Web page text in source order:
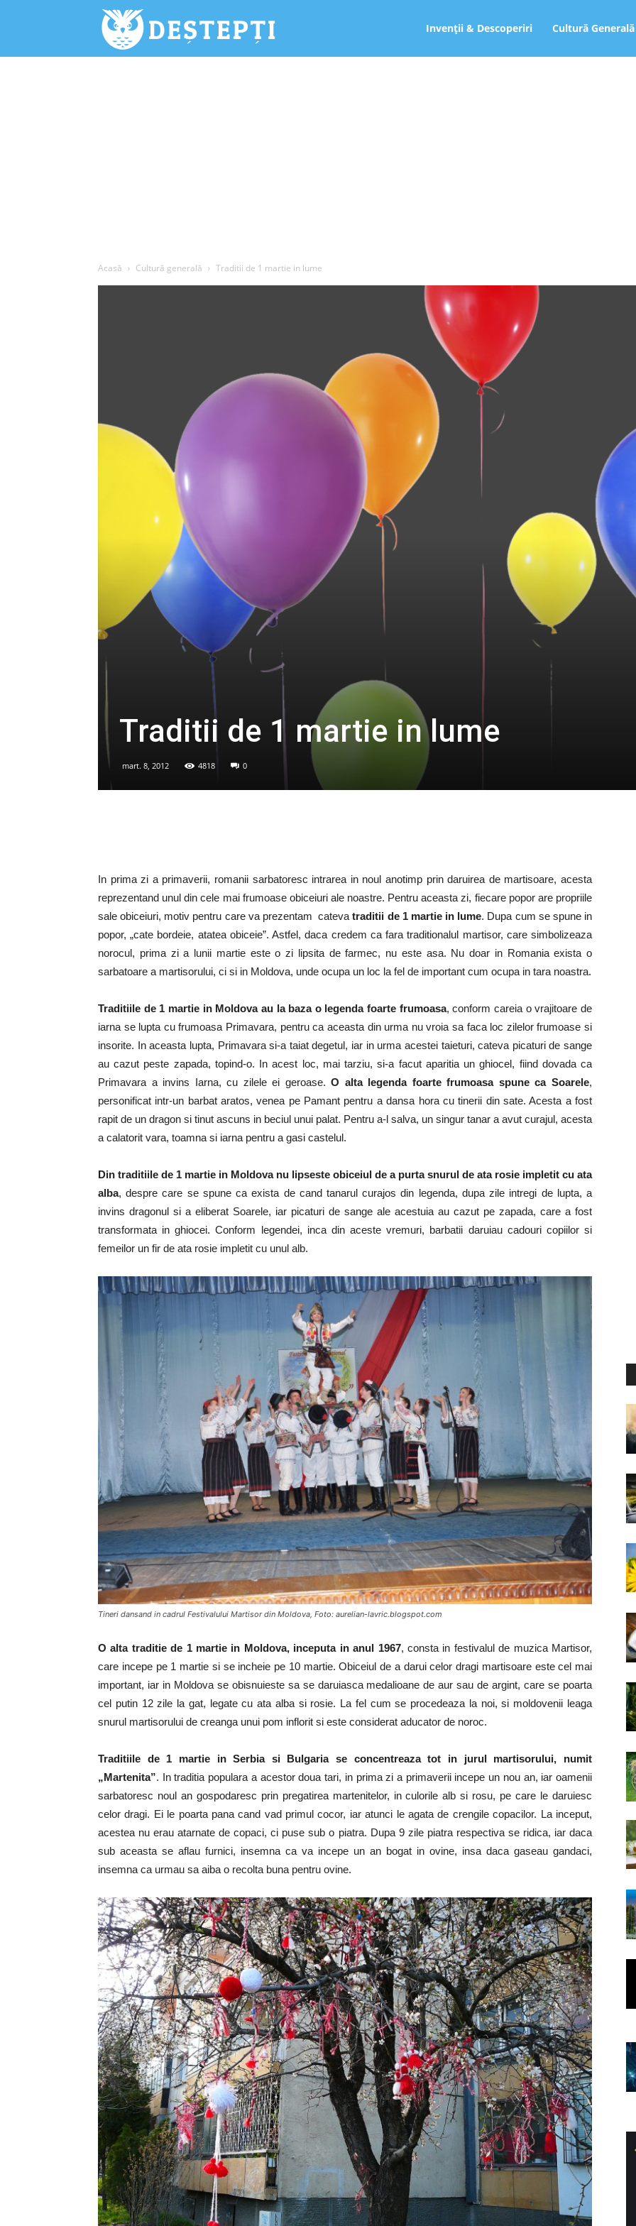
Deștepți.ro Invenții & Descoperiri Cultură Generală
Acasă Cultură generală Traditii de 1 martie in lume
Traditii de 1 martie in lume
mart. 8, 2012 4818 0
In prima zi a primaverii, romanii sarbatoresc intrarea in noul anotimp prin daruirea de martisoare, acesta
reprezentand unul din cele mai frumoase obiceiuri ale noastre. Pentru aceasta zi, fiecare popor are propriile
sale obiceiuri, motiv pentru care va prezentam cateva traditii de 1 martie in lume. Dupa cum se spune in
popor, „cate bordeie, atatea obiceie”. Astfel, daca credem ca fara traditionalul martisor, care simbolizeaza
norocul, prima zi a lunii martie este o zi lipsita de farmec, nu este asa. Nu doar in Romania exista o
sarbatoare a martisorului, ci si in Moldova, unde ocupa un loc la fel de important cum ocupa in tara noastra.
Traditiile de 1 martie in Moldova au la baza o legenda foarte frumoasa, conform careia o vrajitoare de
iarna se lupta cu frumoasa Primavara, pentru ca aceasta din urma nu vroia sa faca loc zilelor frumoase si
insorite. In aceasta lupta, Primavara si-a taiat degetul, iar in urma acestei taieturi, cateva picaturi de sange
au cazut peste zapada, topind-o. In acest loc, mai tarziu, si-a facut aparitia un ghiocel, fiind dovada ca
Primavara a invins Iarna, cu zilele ei geroase.O alta legenda foarte frumoasa spune ca Soarele,
personificat intr-un barbat aratos, venea pe Pamant pentru a dansa hora cu tinerii din sate. Acesta a fost
rapit de un dragon si tinut ascuns in beciul unui palat. Pentru a-l salva, un singur tanar a avut curajul, acesta
a calatorit vara, toamna si iarna pentru a gasi castelul.
Din traditiile de 1 martie in Moldova nu lipseste obiceiul de a purta snurul de ata rosie impletit cu ata
alba, despre care se spune ca exista de cand tanarul curajos din legenda, dupa zile intregi de lupta, a
invins dragonul si a eliberat Soarele, iar picaturi de sange ale acestuia au cazut pe zapada, care a fost
transformata in ghiocei. Conform legendei, inca din aceste vremuri, barbatii daruiau cadouri copiilor si
femeilor un fir de ata rosie impletit cu unul alb.
Tineri dansand in cadrul Festivalului Martisor din Moldova, Foto: aurelian-lavric.blogspot.com
O alta traditie de 1 martie in Moldova, inceputa in anul 1967, consta in festivalul de muzica Martisor,
care incepe pe 1 martie si se incheie pe 10 martie. Obiceiul de a darui celor dragi martisoare este cel mai
important, iar in Moldova se obisnuieste sa se daruiasca medalioane de aur sau de argint, care se poarta
cel putin 12 zile la gat, legate cu ata alba si rosie. La fel cum se procedeaza la noi, si moldovenii leaga
snurul martisorului de creanga unui pom inflorit si este considerat aducator de noroc.
Traditiile de 1 martie in Serbia si Bulgaria se concentreaza tot in jurul martisorului, numit
„Martenita”. In traditia populara a acestor doua tari, in prima zi a primaverii incepe un nou an, iar oamenii
sarbatoresc noul an gospodaresc prin pregatirea martenitelor, in culorile alb si rosu, pe care le daruiesc
celor dragi. Ei le poarta pana cand vad primul cocor, iar atunci le agata de crengile copacilor. La inceput,
acestea nu erau atarnate de copaci, ci puse sub o piatra. Dupa 9 zile piatra respectiva se ridica, iar daca
sub aceasta se aflau furnici, insemna ca va incepe un an bogat in ovine, insa daca gaseau gandaci,
insemna ca urmau sa aiba o recolta buna pentru ovine.